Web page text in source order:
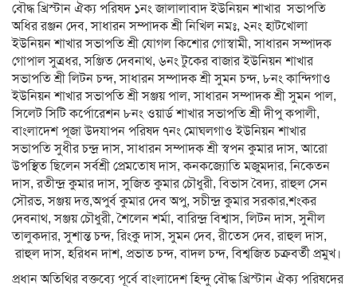
বৌদ্ধ খ্রিস্টান ঐক্য পরিষদ ১নং জালালাবাদ ইউনিয়ন শাখার সভাপতি
অধির রঞ্জন দেব, সাধারন সম্পাদক শ্রী নিখিল নমঃ, ২নং হাটখোলা
ইউনিয়ন শাখার সভাপতি শ্রী যোগল কিশোর গোস্বামী, সাধারন সম্পাদক
গোপাল সুত্রধর, সঞ্জিত দেবনাথ, ৬নং টুকের বাজার ইউনিয়ন শাখার
সভাপতি শ্রী লিটন চন্দ, সাধারন সম্পাদক শ্রী সুমন চন্দ, ৮নং কান্দিগাও
ইউনিয়ন শাখার সভাপতি শ্রী সঞ্জয় পাল, সাধারন সম্পাদক শ্রী সুমন পাল,
সিলেট সিটি কর্পোরেশন ৮নং ওয়ার্ড শাখার সভাপতি শ্রী দীপু কপালী,
বাংলাদেশ পূজা উদযাপন পরিষদ ৭নং মোঘলগাও ইউনিয়ন শাখার
সভাপতি সুধীর চন্দ্র দাস, সাধারন সম্পাদক শ্রী স্বপন কুমার দাস, আরো
উপস্থিত ছিলেন সর্বশ্রী প্রেমতোষ দাস, কনকজ্যোতি মজুমদার, নিকেতন
দাস, রতীন্দ্র কুমার দাস, সুজিত কুমার চৌধুরী, বিভাস বৈদ্য, রাহুল সেন
সৌরভ, সঞ্জয় দত্ত,অপুর্ব কুমার দেব অপু, সচীন্দ্র কুমার সরকার,শংকর
দেবনাথ, সঞ্জয় চৌধুরী, শৈলেন শর্মা, বারিন্দ্র বিশ্বাস, লিটন দাস, সুনীল
তালুকদার, সুশান্ত চন্দ, রিংকু দাস, সুমন দেব, রীতেস দেব, রাহুল দাস,
রাহুল দাস, হরিধন দাশ, প্রভাত চন্দ, বাদল চন্দ, বিশ্বজিত চক্রবর্তী প্রমুখ।
প্রধান অতিথির বক্তব্যে পূর্বে বাংলাদেশ হিন্দু বৌদ্ধ খ্রিস্টান ঐক্য পরিষদের